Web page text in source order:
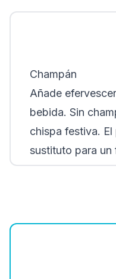
Champán
Añade
bebida. Sin
chispa festiva.
sustituto para un